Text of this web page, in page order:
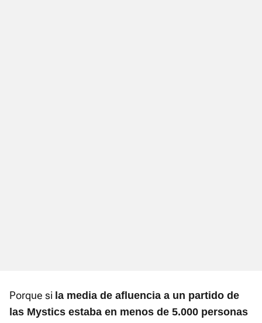
Porque si la media de afluencia a un partido de
las Mystics estaba en menos de 5.000 personas